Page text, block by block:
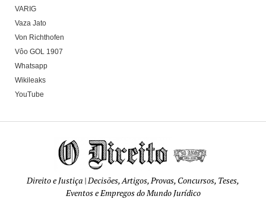
VARIG
Vaza Jato
Von Richthofen
Vôo GOL 1907
Whatsapp
Wikileaks
YouTube
Direito e Justiça | Decisões, Artigos, Provas, Concursos, Teses,
Eventos e Empregos do Mundo Jurídico